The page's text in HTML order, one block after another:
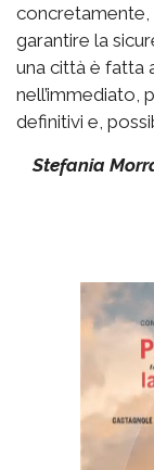
concretamente,
garantire la
una città è fatta
nell’immediato,
definitivi e,
Stefania